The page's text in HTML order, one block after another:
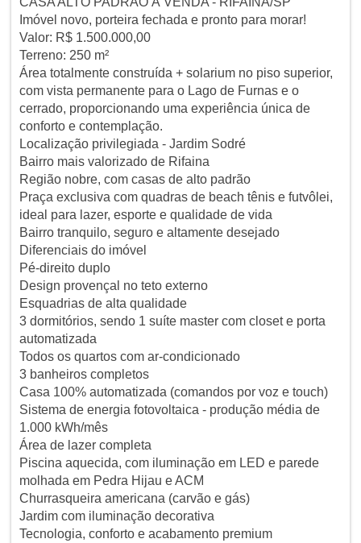
Imóvel novo, porteira fechada e pronto para morar!
Valor: R$ 1.500.000,00
Terreno: 250 m²
Área totalmente construída + solarium no piso superior,
com vista permanente para o Lago de Furnas e o
cerrado, proporcionando uma experiência única de
conforto e contemplação.
Localização privilegiada - Jardim Sodré
Bairro mais valorizado de Rifaina
Região nobre, com casas de alto padrão
Praça exclusiva com quadras de beach tênis e futvôlei,
ideal para lazer, esporte e qualidade de vida
Bairro tranquilo, seguro e altamente desejado
Diferenciais do imóvel
Pé-direito duplo
Design provençal no teto externo
Esquadrias de alta qualidade
3 dormitórios, sendo 1 suíte master com closet e porta
automatizada
Todos os quartos com ar-condicionado
3 banheiros completos
Casa 100% automatizada (comandos por voz e touch)
Sistema de energia fotovoltaica - produção média de
1.000 kWh/mês
Área de lazer completa
Piscina aquecida, com iluminação em LED e parede
molhada em Pedra Hijau e ACM
Churrasqueira americana (carvão e gás)
Jardim com iluminação decorativa
Tecnologia, conforto e acabamento premium